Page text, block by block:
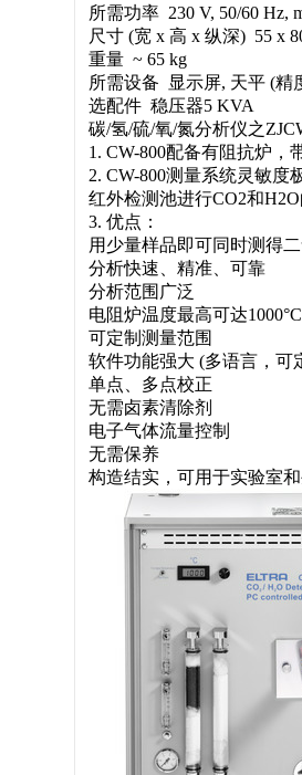
所需功率 230 V, 50/60 Hz,
尺寸 (宽 x 高 x 纵深) 55 x
重量 ~ 65 kg
所需设备 显示屏, 天平 (精
选配件 稳压器5 KVA
碳/氢/硫/氧/氮分析仪之
1. CW-800配备有阻抗炉
2. CW-800测量系统灵敏
红外检测池进行CO2和
3. 优点：
用少量样品即可同时测得
分析快速、精准、可靠
分析范围广泛
电阻炉温度最高可达
可定制测量范围
软件功能强大 (多语言，可
单点、多点校正
无需卤素清除剂
电子气体流量控制
无需保养
构造结实，可用于实验室